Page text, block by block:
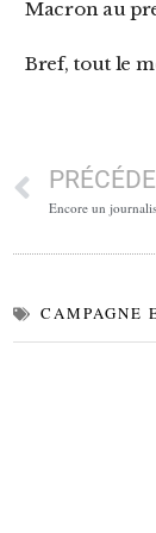
Macron au
Bref, tout le
Encore un
CAMPAGNE